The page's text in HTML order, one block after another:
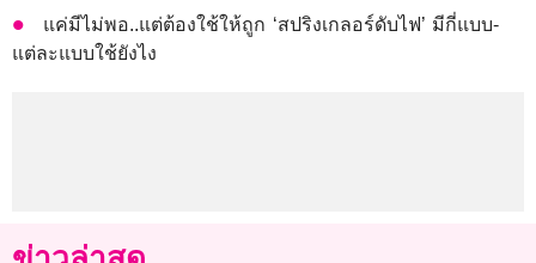
แค่มีไม่พอ..แต่ต้องใช้ให้ถูก ‘สปริงเกลอร์ดับไฟ’ มีกี่แบบ-
แต่ละแบบใช้ยังไง